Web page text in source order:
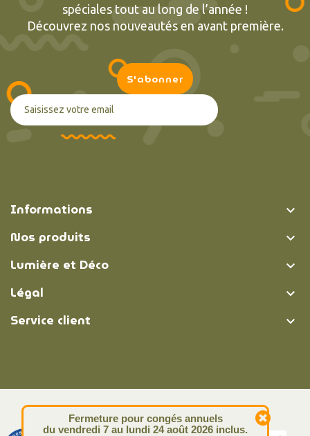
spéciales tout au long de l’année !
Découvrez nos nouveautés en avant première.
Informations 
Nos produits 
Lumière et Déco 
Légal 
Service client 
© Lumière et Déco | 2026
Fermeture pour congés annuels
du vendredi 7 au lundi 24 août 2026 inclus.